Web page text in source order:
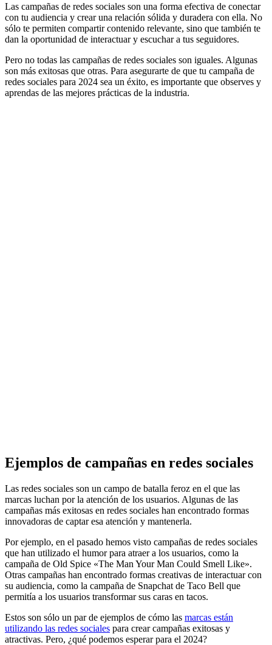
Las campañas de redes sociales son una forma efectiva de conectar
con tu audiencia y crear una relación sólida y duradera con ella. No
sólo te permiten compartir contenido relevante, sino que también te
dan la oportunidad de interactuar y escuchar a tus seguidores.
Pero no todas las campañas de redes sociales son iguales. Algunas
son más exitosas que otras. Para asegurarte de que tu campaña de
redes sociales para 2024 sea un éxito, es importante que observes y
aprendas de las mejores prácticas de la industria.
Ejemplos de campañas en redes sociales
Las redes sociales son un campo de batalla feroz en el que las
marcas luchan por la atención de los usuarios. Algunas de las
campañas más exitosas en redes sociales han encontrado formas
innovadoras de captar esa atención y mantenerla.
Por ejemplo, en el pasado hemos visto campañas de redes sociales
que han utilizado el humor para atraer a los usuarios, como la
campaña de Old Spice «The Man Your Man Could Smell Like».
Otras campañas han encontrado formas creativas de interactuar con
su audiencia, como la campaña de Snapchat de Taco Bell que
permitía a los usuarios transformar sus caras en tacos.
Estos son sólo un par de ejemplos de cómo las marcas están
utilizando las redes sociales para crear campañas exitosas y
atractivas. Pero, ¿qué podemos esperar para el 2024?